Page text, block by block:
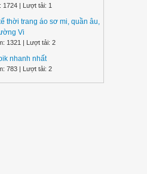
| Lượt tải: 1
thời trang áo sơ mi, quần âu,
Vi
1321 | Lượt tải: 2
nhanh nhất
783 | Lượt tải: 2